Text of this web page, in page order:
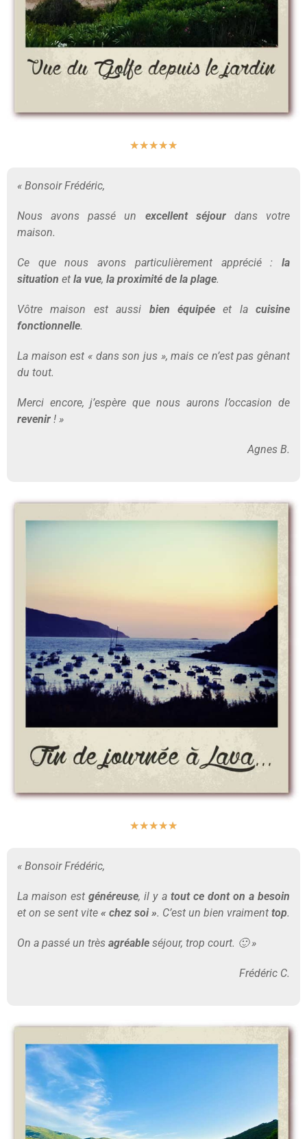
★★★★★
« Bonsoir Frédéric,
Nous avons passé un excellent séjourdans votre
maison.
Ce que nous avons particulièrement apprécié : la
situation et la vue, la proximité de la plage.
Vôtre maison est aussi bien équipéeet la cuisine
fonctionnelle.
La maison est « dans son jus », mais ce n’est pas gênant
du tout.
Merci encore, j’espère que nous aurons l’occasion de
revenir ! »
Agnes B.
★★★★★
« Bonsoir Frédéric,
La maison estgénéreuse, il y a tout ce dont on a besoin
et on se sent vite « chez soi ». C’est un bien vraiment top.
On a passé un très agréable séjour, trop court. 🙂 »
Frédéric C.